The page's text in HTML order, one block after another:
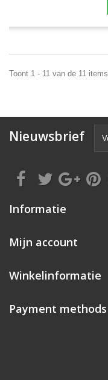
Toont 1 - 11 van de 11 items
Nieuwsbrief
Informatie
Mijn account
Winkelinformatie
Payment methods